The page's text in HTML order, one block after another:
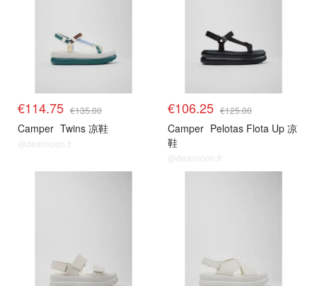
€114.75 €135.00
Camper Twins 凉鞋
@dealmoon.fr
€106.25 €125.00
Camper Pelotas Flota Up 凉
鞋
@dealmoon.fr